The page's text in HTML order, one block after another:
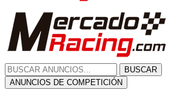
BUSCAR
ANUNCIOS DE COMPETICIÓN